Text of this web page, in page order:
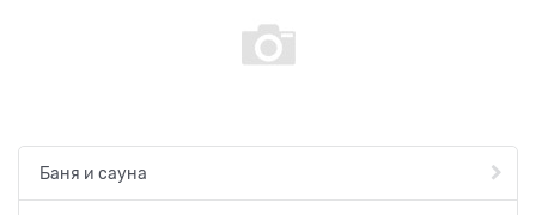
Баня и сауна